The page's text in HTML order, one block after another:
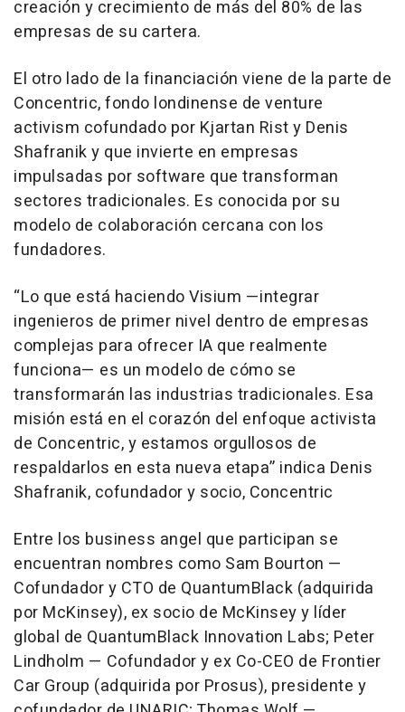
creación y crecimiento de más del 80% de las
empresas de su cartera.
El otro lado de la financiación viene de la parte de
Concentric, fondo londinense de venture
activism cofundado por Kjartan Rist y Denis
Shafranik y que invierte en empresas
impulsadas por software que transforman
sectores tradicionales. Es conocida por su
modelo de colaboración cercana con los
fundadores.
“Lo que está haciendo Visium —integrar
ingenieros de primer nivel dentro de empresas
complejas para ofrecer IA que realmente
funciona— es un modelo de cómo se
transformarán las industrias tradicionales. Esa
misión está en el corazón del enfoque activista
de Concentric, y estamos orgullosos de
respaldarlos en esta nueva etapa” indica Denis
Shafranik, cofundador y socio, Concentric
Entre los business angel que participan se
encuentran nombres como Sam Bourton —
Cofundador y CTO de QuantumBlack (adquirida
por McKinsey), ex socio de McKinsey y líder
global de QuantumBlack Innovation Labs; Peter
Lindholm — Cofundador y ex Co-CEO de Frontier
Car Group (adquirida por Prosus), presidente y